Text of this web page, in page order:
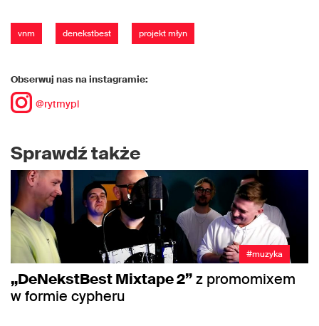
vnm denekstbest projekt młyn
Obserwuj nas na instagramie:
@rytmypl
Sprawdź także
#muzyka
„DeNekstBest Mixtape 2”z promomixem
w formie cypheru